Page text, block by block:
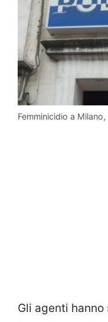
Femminicidio a
Gli agenti